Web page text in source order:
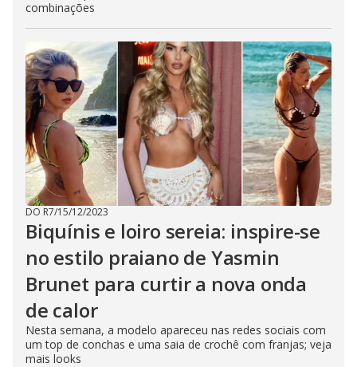
combinações
DO R7/15/12/2023
Biquínis e loiro sereia: inspire-se
no estilo praiano de Yasmin
Brunet para curtir a nova onda
de calor
Nesta semana, a modelo apareceu nas redes sociais com
um top de conchas e uma saia de crochê com franjas; veja
mais looks